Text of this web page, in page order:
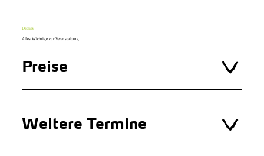
Details
Alles Wichtige zur Veranstaltung
Preise
Weitere Termine